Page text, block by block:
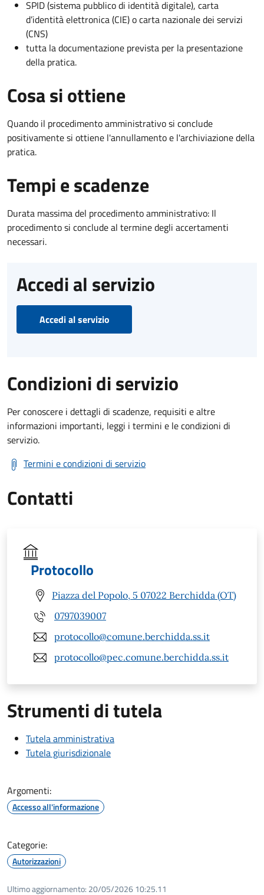
SPID (sistema pubblico di identità digitale), carta
d’identità elettronica (CIE) o carta nazionale dei servizi
(CNS)
tutta la documentazione prevista per la presentazione
della pratica.
Cosa si ottiene
Quando il procedimento amministrativo si conclude
positivamente si ottiene l'annullamento e l'archiviazione della
pratica.
Tempi e scadenze
Durata massima del procedimento amministrativo: Il
procedimento si conclude al termine degli accertamenti
necessari.
Accedi al servizio
Accedi al servizio
Condizioni di servizio
Per conoscere i dettagli di scadenze, requisiti e altre
informazioni importanti, leggi i termini e le condizioni di
servizio.
Termini e condizioni di servizio
Contatti
Protocollo
Piazza del Popolo, 5 07022 Berchidda (OT)
0797039007
protocollo@comune.berchidda.ss.it
protocollo@pec.comune.berchidda.ss.it
Strumenti di tutela
Tutela amministrativa
Tutela giurisdizionale
Argomenti:
Accesso all'informazione
Categorie:
Autorizzazioni
Ultimo aggiornamento: 20/05/2026 10:25.11